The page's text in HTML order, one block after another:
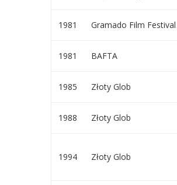
1981 Gramado Film Festival
1981 BAFTA
1985 Złoty Glob
1988 Złoty Glob
1994 Złoty Glob